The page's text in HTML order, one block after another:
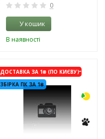
0
У кошик
В наявності
ДОСТАВКА ЗА 1₴ (ПО КИЄВУ)
ЗБІРКА ПК ЗА 1₴
-3%